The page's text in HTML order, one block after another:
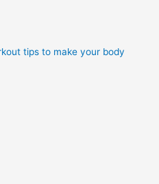
tips to make your body